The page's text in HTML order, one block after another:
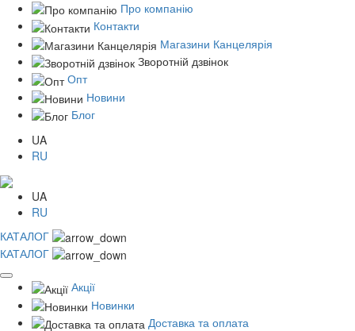
Про компанію
Контакти
Магазини Канцелярія
Зворотній дзвінок
Опт
Новини
Блог
UA
RU
UA
RU
КАТАЛОГ
КАТАЛОГ
Акції
Новинки
Доставка та оплата